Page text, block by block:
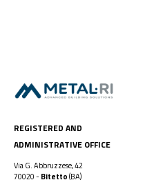
REGISTERED AND
ADMINISTRATIVE OFFICE
Via G. Abbruzzese, 42
70020 - Bitetto(BA)